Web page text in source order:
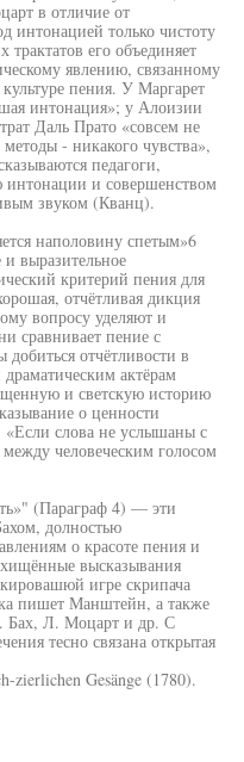
в отличие от
интонацией только чистоту
трактатов его объединяет
явлению, связанному
пения. У Маргарет
интонация»; у Алоизии
Даль Прато «совсем не
- никакого чувства»,
педагоги,
интонации и совершенством
звуком (Кванц).
наполовину спетым»6
выразительное
критерий пения для
отчётливая дикция
вопросу уделяют и
сравнивает пение с
отчётливости в
актёрам
и светскую историю
о ценности
слова не услышаны с
человеческим голосом
(Параграф 4) — эти
долностью
о красоте пения и
высказывания
игре скрипача
пишет Манштейн, а также
Бах, Л. Моцарт и др. С
тесно связана открытая
zierlichen Gesänge (1780).